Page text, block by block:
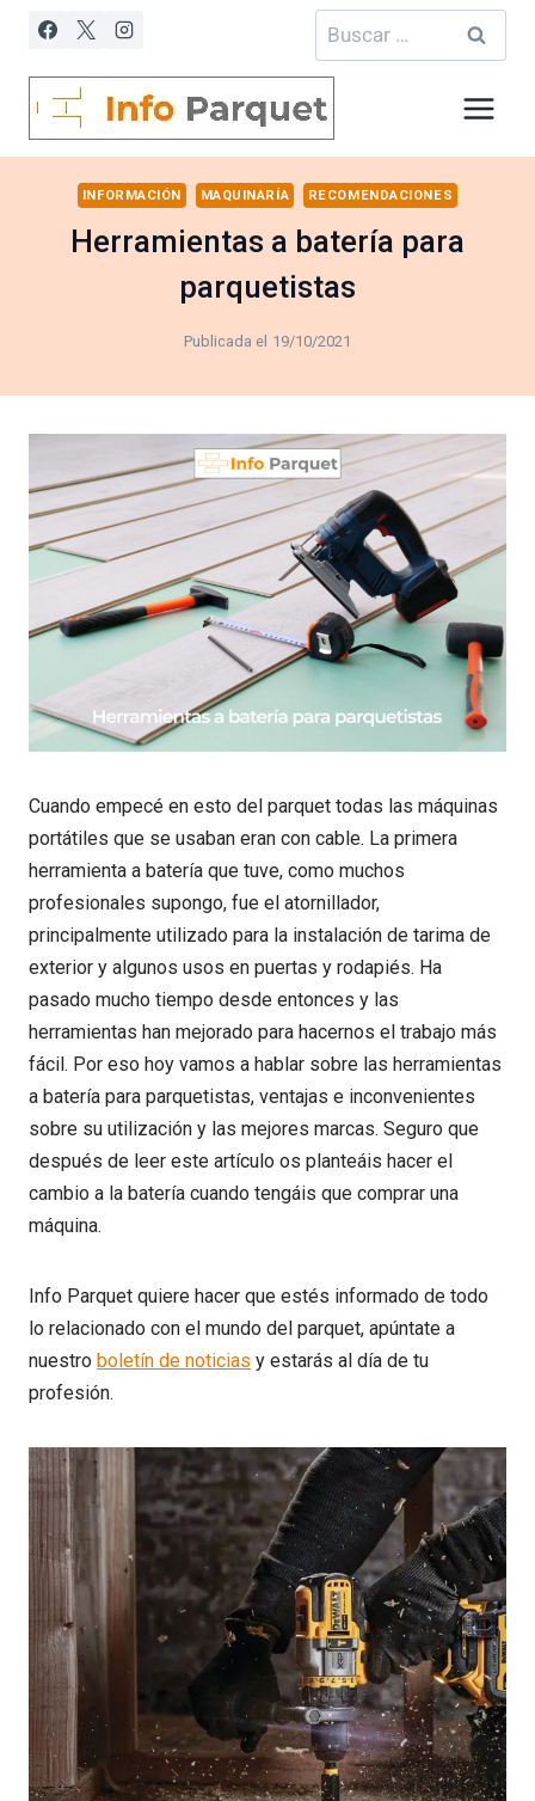
Saltar
contenido
Buscar:
INFORMACIÓN MAQUINARÍA RECOMENDACIONES
Herramientas a batería para
parquetistas
Publicada el 19/10/2021
Cuando empecé en esto del parquet todas las máquinas
portátiles que se usaban eran con cable. La primera
herramienta a batería que tuve, como muchos
profesionales supongo, fue el atornillador,
principalmente utilizado para la instalación de tarima de
exterior y algunos usos en puertas y rodapiés. Ha
pasado mucho tiempo desde entonces y las
herramientas han mejorado para hacernos el trabajo más
fácil. Por eso hoy vamos a hablar sobre las herramientas
a batería para parquetistas, ventajas e inconvenientes
sobre su utilización y las mejores marcas. Seguro que
después de leer este artículo os planteáis hacer el
cambio a la batería cuando tengáis que comprar una
máquina.
Info Parquet quiere hacer que estés informado de todo
lo relacionado con el mundo del parquet, apúntate a
nuestro boletín de noticias y estarás al día de tu
profesión.